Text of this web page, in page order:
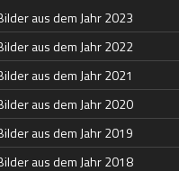
aus dem Jahr 2023
aus dem Jahr 2022
aus dem Jahr 2021
aus dem Jahr 2020
aus dem Jahr 2019
aus dem Jahr 2018